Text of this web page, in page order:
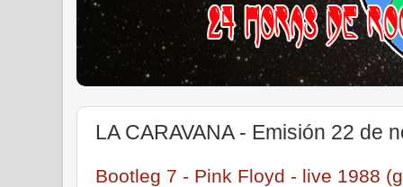
LA CARAVANA - Emisión 22 de
Bootleg 7 - Pink Floyd - live 1988